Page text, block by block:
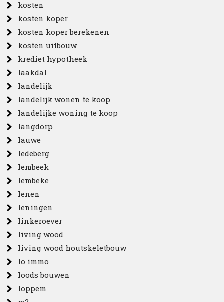
kosten
kosten koper
kosten koper berekenen
kosten uitbouw
krediet hypotheek
laakdal
landelijk
landelijk wonen te koop
landelijke woning te koop
langdorp
lauwe
ledeberg
lembeek
lembeke
lenen
leningen
linkeroever
living wood
living wood houtskeletbouw
lo immo
loods bouwen
loppem